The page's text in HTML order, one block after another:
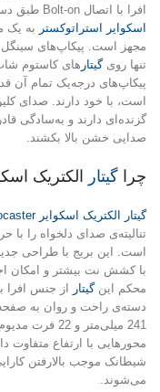
افرا با اتصال Bolt-on طبق دستور اصلی حفظ شده‌اند. ولی این
اسکوایر استراتوکستر به یک
تنها رویگیتار های کاستوم
پیکاپ‌های درجه‌یک تمام
است، با خود دارند. صدای
گزنده‌ای دارند و به‌سادگی
صدایی خشن بالا بکشند.
چرا گیتار الکتریک
گیتار الکتریک اسکوایر Stratocaster
تنالیته‌ی صدای دلخواه را
است. این بریج با طراحی
با کشش نت بیشتر و امکان
محکم اینگیتار
دسته‌ی راحت و روان به
241 میلی‌متر
محورهایی با ارتفاع متفاوت
شیطانک موجب بالارفتن
می‌شوند.